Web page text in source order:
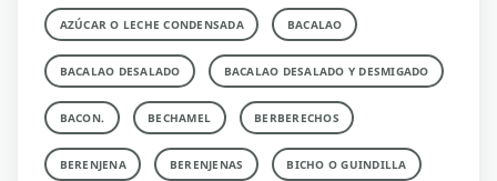
AZÚCAR O LECHE CONDENSADA BACALAO
BACALAO DESALADO BACALAO DESALADO Y DESMIGADO
BACON. BECHAMEL BERBERECHOS
BERENJENA BERENJENAS BICHO O GUINDILLA